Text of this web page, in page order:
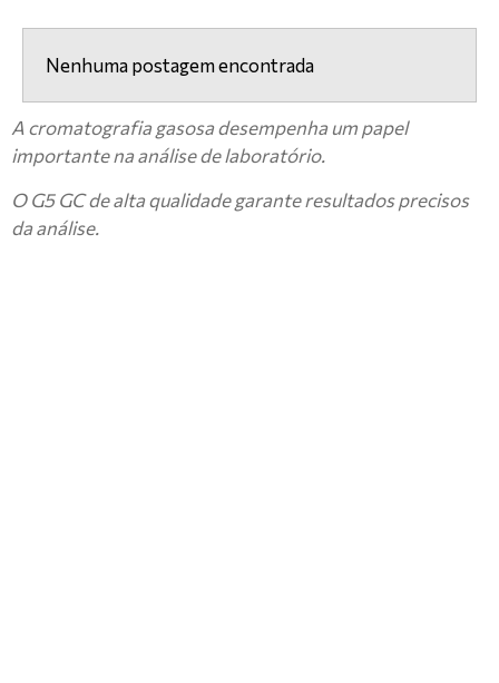
Nenhuma postagem encontrada
A cromatografia gasosa desempenha um papel
importante na análise de laboratório.
O G5 GC de alta qualidade garante resultados precisos
da análise.